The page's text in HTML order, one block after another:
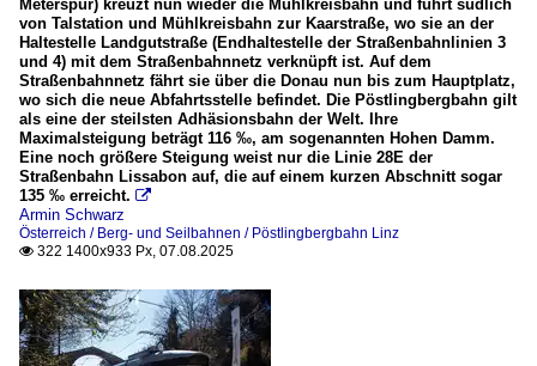
Meterspur) kreuzt nun wieder die Mühlkreisbahn und führt südlich
von Talstation und Mühlkreisbahn zur Kaarstraße, wo sie an der
Haltestelle Landgutstraße (Endhaltestelle der Straßenbahnlinien 3
und 4) mit dem Straßenbahnnetz verknüpft ist. Auf dem
Straßenbahnnetz fährt sie über die Donau nun bis zum Hauptplatz,
wo sich die neue Abfahrtsstelle befindet. Die Pöstlingbergbahn gilt
als eine der steilsten Adhäsionsbahn der Welt. Ihre
Maximalsteigung beträgt 116 ‰, am sogenannten Hohen Damm.
Eine noch größere Steigung weist nur die Linie 28E der
Straßenbahn Lissabon auf, die auf einem kurzen Abschnitt sogar
135 ‰ erreicht. 
Armin Schwarz
Österreich / Berg- und Seilbahnen / Pöstlingbergbahn Linz
 322 1400x933 Px, 07.08.2025